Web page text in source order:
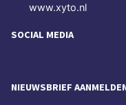
www.xyto.nl
SOCIAL MEDIA
NIEUWSBRIEF